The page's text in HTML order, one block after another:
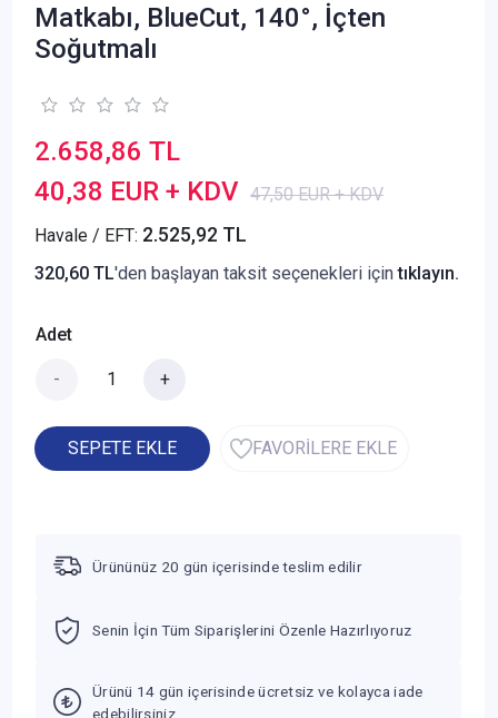
Matkabı, BlueCut, 140°, İçten
Soğutmalı
2.658,86 TL
40,38 EUR + KDV 47,50 EUR + KDV
Havale / EFT: 2.525,92 TL
320,60 TL'den başlayan taksit seçenekleri içintıklayın.
Adet
- +
SEPETE EKLE FAVORİLERE EKLE
Ürününüz 20 gün içerisinde teslim edilir
Senin İçin Tüm Siparişlerini Özenle Hazırlıyoruz
Ürünü 14 gün içerisinde ücretsiz ve kolayca iade
edebilirsiniz.